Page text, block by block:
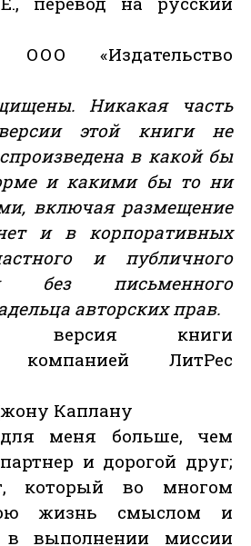
ООО «Издательство
Никакая часть
этой книги не
в какой бы
и какими бы то ни
включая размещение
и в корпоративных
и публичного
без письменного
авторских прав.
версия книги
компанией ЛитРес
Каплану
меня больше, чем
и дорогой друг;
который во многом
жизнь смыслом и
в выполнении миссии